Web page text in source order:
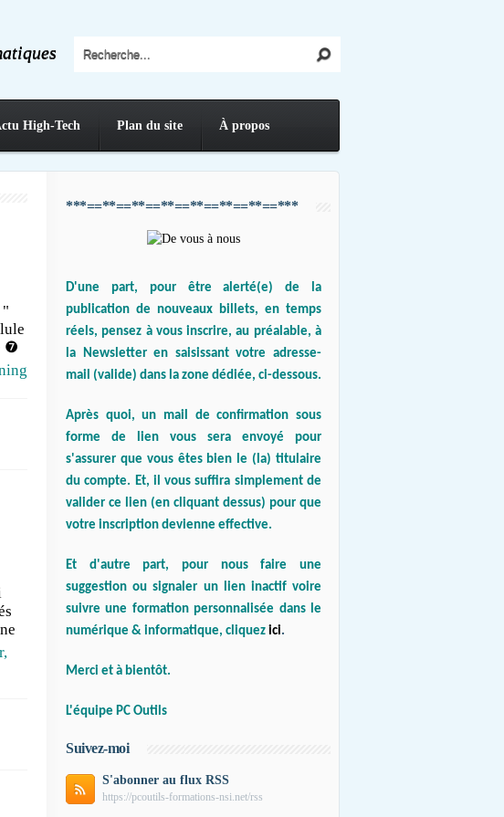
High-Tech Plan du site À propos
"
❼
,
***==**==**==**==**==**==**==***
D'une part, pour être alerté(e) de la
publication de nouveaux billets, en temps
réels, pensez à vous inscrire, au préalable, à
la Newsletter en saisissant votre adresse-
mail (valide) dans la zone dédiée, ci-dessous.
Après quoi, un mail de confirmation sous
forme de lien vous sera envoyé pour
s'assurer que vous êtes bien le (la) titulaire
du compte. Et, il vous suffira simplement de
valider ce lien (en cliquant dessus) pour que
votre inscription devienne effective.
Et d'autre part, pour nous faire une
suggestion ou signaler un lien inactif voire
suivre une formation personnalisée dans le
numérique & informatique, cliquez ici.
Merci et à bientôt.
L'équipe PC Outils
Suivez-moi
S'abonner au flux RSS
https://pcoutils-formations-nsi.net/rss